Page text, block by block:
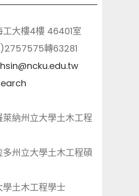
工大樓4樓 46401室
轉63281
萊納州立大學土木工程
多州立大學土木工程碩
土木工程學士